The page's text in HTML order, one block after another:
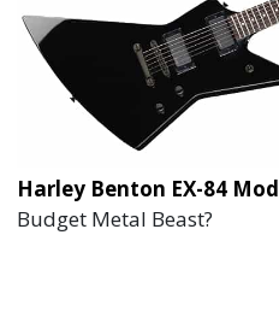
Harley Benton EX-84
Budget Metal Beast?